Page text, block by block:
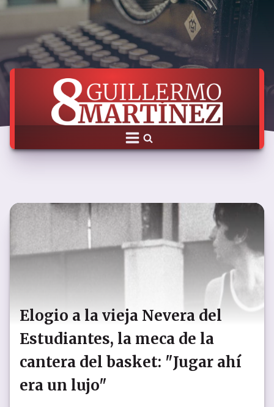
Elogio a la vieja Nevera del
Estudiantes, la meca de la
cantera del basket: "Jugar ahí
era un lujo"